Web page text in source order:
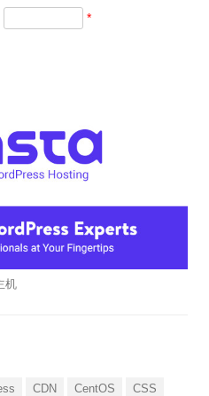
*
机
CDN CentOS
CSS